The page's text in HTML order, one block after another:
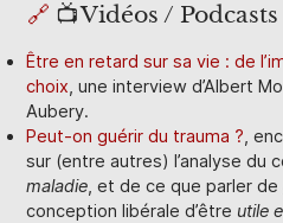
🔗 📺 Vidéos / Podcasts
Être en retard sur sa vie : de
choix , une interview d’Albert
Aubery.
Peut-on guérir du trauma ? ,
sur (entre autres) l’analyse du
maladie , et de ce que parler de
conception libérale d’être utile